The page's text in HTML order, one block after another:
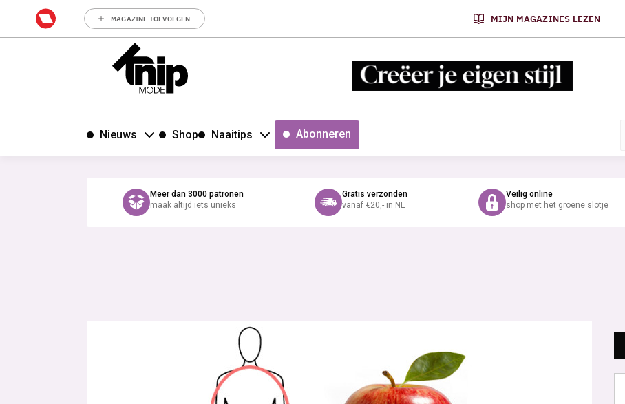
MAGAZINE TOEVOEGEN MIJN MAGAZINES LEZEN
Nieuws Shop Naaitips Abonneren
Meer dan 3000 patronen
maak altijd iets unieks
Gratis verzonden
vanaf €20,- in NL
Veilig online
shop met het groene slotje